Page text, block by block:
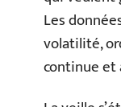
Les
volatilité,
continue